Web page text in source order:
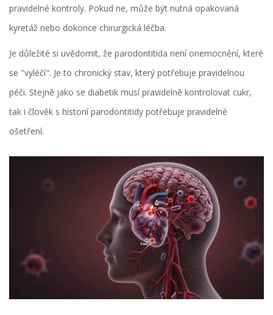
pravidelné kontroly. Pokud ne, může být nutná opakovaná
kyretáž nebo dokonce chirurgická léčba.
Je důležité si uvědomit, že parodontitida není onemocnění, které
se "vyléčí". Je to chronický stav, který potřebuje pravidelnou
péči. Stejně jako se diabetik musí pravidelně kontrolovat cukr,
tak i člověk s historií parodontitidy potřebuje pravidelné
ošetření.